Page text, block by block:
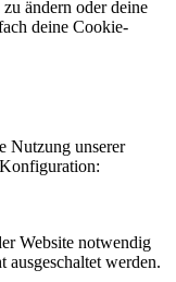
ändern oder deine
deine Cookie-
Nutzung unserer
Website notwendig
ausgeschaltet werden.